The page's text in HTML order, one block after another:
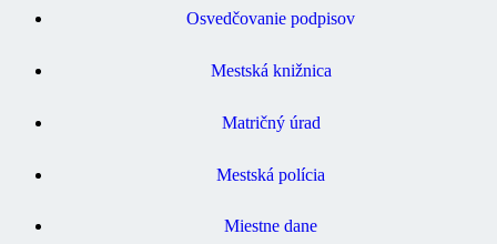
Osvedčovanie podpisov
Mestská knižnica
Matričný úrad
Mestská polícia
Miestne dane